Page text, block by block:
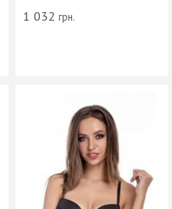
1 032 грн.